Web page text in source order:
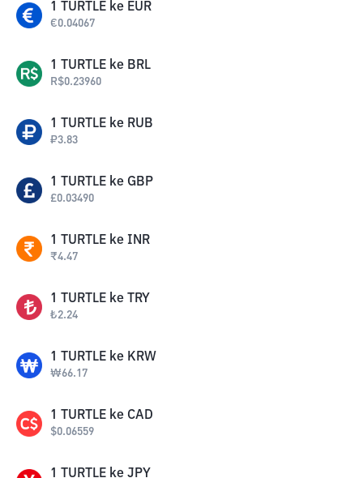
1 TURTLE ke EUR
€0.04067
1 TURTLE ke BRL
R$0.23960
1 TURTLE ke RUB
₽3.83
1 TURTLE ke GBP
£0.03490
1 TURTLE ke INR
₹4.47
1 TURTLE ke TRY
₺2.24
1 TURTLE ke KRW
₩66.17
1 TURTLE ke CAD
$0.06559
1 TURTLE ke JPY